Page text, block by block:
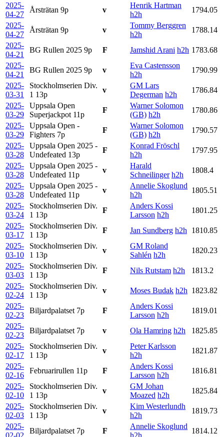
2025-
04-27
Årsträtan 9p v
Henrik Hartman
h2h
1794.05
2025-
04-27
Årsträtan 9p v
Tommy Berggren
h2h
1788.14
2025-
04-21
BG Rullen 2025 9p F Jamshid Arani h2h 1783.68
2025-
04-21
BG Rullen 2025 9p v
Eva Castensson
h2h
1790.99
2025-
03-31
Stockholmserien Div.
1 13p
v
GM Lars
Degerman h2h
1786.84
2025-
03-29
Uppsala Open
Superjackpot 11p
F
Warner Solomon
(GB) h2h
1780.86
2025-
03-29
Uppsala Open -
Fighters 7p
F
Warner Solomon
(GB) h2h
1790.57
2025-
03-28
Uppsala Open 2025 -
Undefeated 13p
F
Konrad Fröschl
h2h
1797.95
2025-
03-28
Uppsala Open 2025 -
Undefeated 11p
v
Harald
Schneilinger h2h
1808.4
2025-
03-28
Uppsala Open 2025 -
Undefeated 11p
v
Annelie Skoglund
h2h
1805.51
2025-
03-24
Stockholmserien Div.
1 13p
F
Anders Kossi
Larsson h2h
1801.25
2025-
03-17
Stockholmserien Div.
1 13p
F Jan Sundberg h2h
1810.85
2025-
03-10
Stockholmserien Div.
1 13p
v
GM Roland
Sahlén h2h
1820.23
2025-
03-03
Stockholmserien Div.
1 13p
F Nils Rutstam h2h
1813.2
2025-
02-24
Stockholmserien Div.
1 13p
v Moses Budak h2h 1823.82
2025-
02-23
Biljardpalatset 7p F
Anders Kossi
Larsson h2h
1819.01
2025-
02-23
Biljardpalatset 7p v Ola Hamring h2h
1825.85
2025-
02-17
Stockholmserien Div.
1 13p
v
Peter Karlsson
h2h
1821.87
2025-
02-16
Februarirullen 11p F
Anders Kossi
Larsson h2h
1816.81
2025-
02-10
Stockholmserien Div.
1 13p
v
GM Johan
Moazed h2h
1825.84
2025-
02-03
Stockholmserien Div.
1 13p
v
Kim Westerlundh
h2h
1819.73
2025-
02-02
Biljardpalatset 7p F
Annelie Skoglund
h2h
1814.12